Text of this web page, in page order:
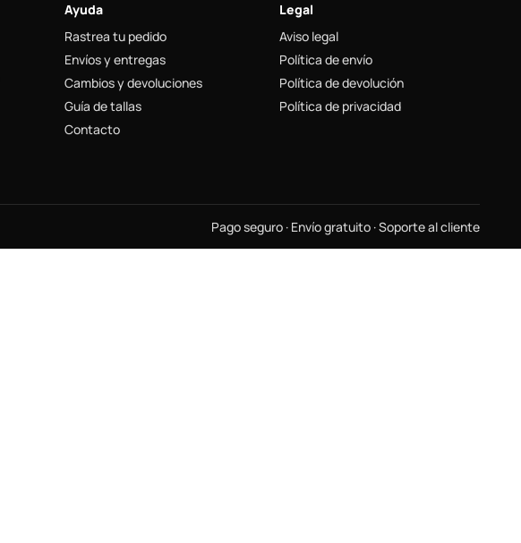
Ayuda
Rastrea tu pedido
Envíos y entregas
Cambios y devoluciones
Guía de tallas
Contacto
Legal
Aviso legal
Política de envío
Política de devolución
Política de privacidad
Pago seguro · Envío gratuito · Soporte al cliente